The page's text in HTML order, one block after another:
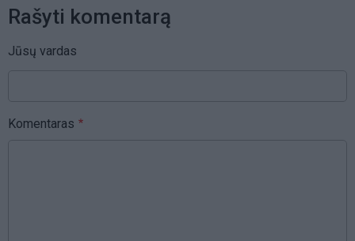
Rašyti komentarą
Jūsų vardas
Komentaras